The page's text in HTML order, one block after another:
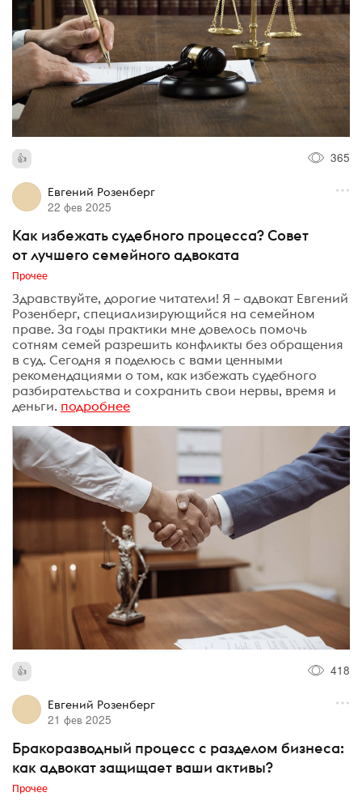
365
Евгений Розенберг
22 фев 2025
Как избежать судебного процесса? Совет
от лучшего семейного адвоката
Прочее
Здравствуйте, дорогие читатели! Я – адвокат Евгений
Розенберг, специализирующийся на семейном
праве. За годы практики мне довелось помочь
сотням семей разрешить конфликты без обращения
в суд. Сегодня я поделюсь с вами ценными
рекомендациями о том, как избежать судебного
разбирательства и сохранить свои нервы, время и
деньги. подробнее
418
Евгений Розенберг
21 фев 2025
Бракоразводный процесс с разделом бизнеса:
как адвокат защищает ваши активы?
Прочее